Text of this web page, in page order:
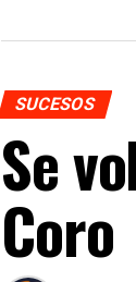
SUCESOS
Se
Coro